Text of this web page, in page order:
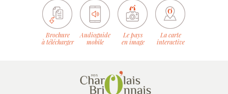
Brochure
à télécharger
Audioguide
mobile
Le pays
en image
La carte
interactive